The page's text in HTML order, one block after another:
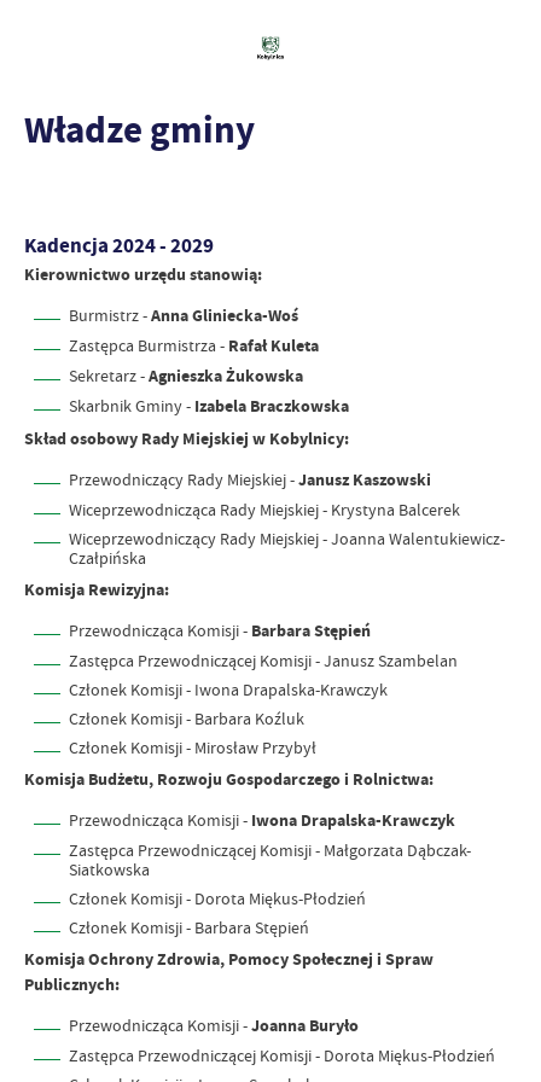
Władze gminy
Kadencja 2024 - 2029
Kierownictwo urzędu stanowią:
Burmistrz -Anna Gliniecka-Woś
Zastępca Burmistrza - Rafał Kuleta
Sekretarz -Agnieszka Żukowska
Skarbnik Gminy - Izabela Braczkowska
Skład osobowy Rady Miejskiej w Kobylnicy:
Przewodniczący Rady Miejskiej -Janusz Kaszowski
Wiceprzewodnicząca Rady Miejskiej - Krystyna Balcerek
Wiceprzewodniczący Rady Miejskiej - Joanna Walentukiewicz-
Czałpińska
Komisja Rewizyjna:
Przewodnicząca Komisji - Barbara Stępień
Zastępca Przewodniczącej Komisji - Janusz Szambelan
Członek Komisji - Iwona Drapalska-Krawczyk
Członek Komisji - Barbara Koźluk
Członek Komisji - Mirosław Przybył
Komisja Budżetu, Rozwoju Gospodarczego i Rolnictwa:
Przewodnicząca Komisji - Iwona Drapalska-Krawczyk
Zastępca Przewodniczącej Komisji - Małgorzata Dąbczak-
Siatkowska
Członek Komisji - Dorota Miękus-Płodzień
Członek Komisji - Barbara Stępień
Komisja Ochrony Zdrowia, Pomocy Społecznej i Spraw
Publicznych:
Przewodnicząca Komisji -Joanna Buryło
Zastępca Przewodniczącej Komisji - Dorota Miękus-Płodzień